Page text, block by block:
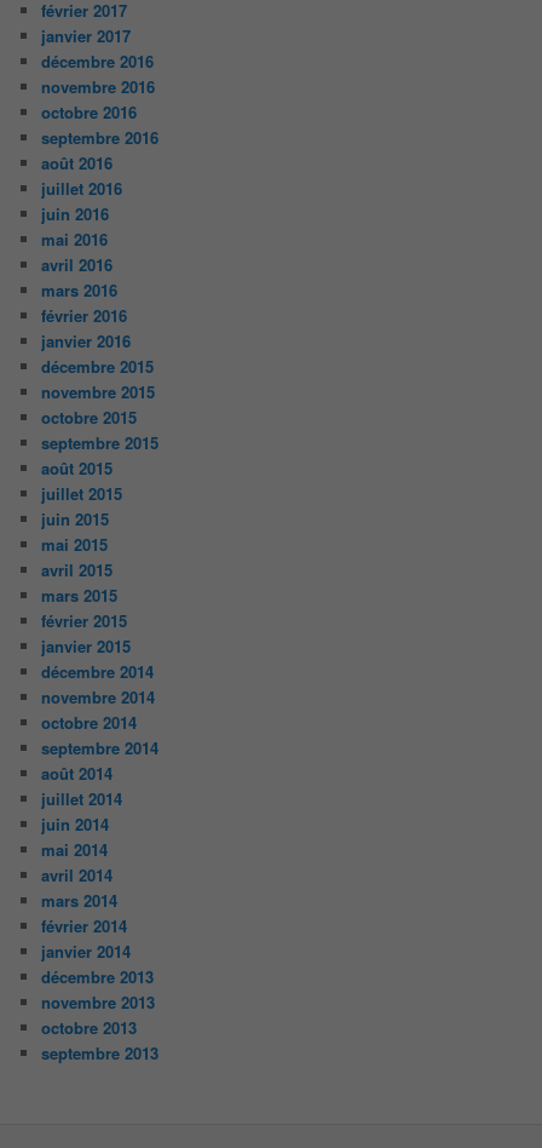
février 2017
janvier 2017
décembre 2016
novembre 2016
octobre 2016
septembre 2016
août 2016
juillet 2016
juin 2016
mai 2016
avril 2016
mars 2016
février 2016
janvier 2016
décembre 2015
novembre 2015
octobre 2015
septembre 2015
août 2015
juillet 2015
juin 2015
mai 2015
avril 2015
mars 2015
février 2015
janvier 2015
décembre 2014
novembre 2014
octobre 2014
septembre 2014
août 2014
juillet 2014
juin 2014
mai 2014
avril 2014
mars 2014
février 2014
janvier 2014
décembre 2013
novembre 2013
octobre 2013
septembre 2013